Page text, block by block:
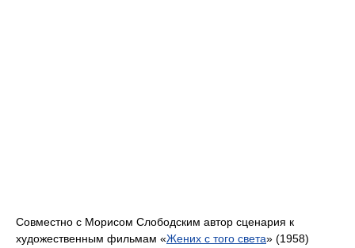
Совместно с Морисом Слободским автор сценария к
художественным фильмам «Жених с того света» (1958)